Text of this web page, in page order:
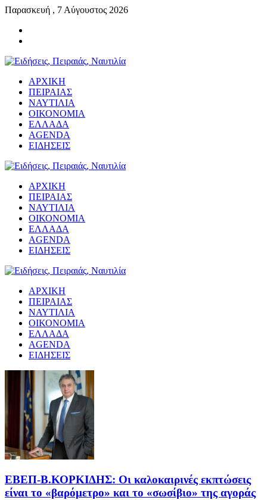
Παρασκευή , 7 Αύγουστος 2026
ΑΡΧΙΚΗ
ΠΕΙΡΑΙΑΣ
ΝΑΥΤΙΛΙΑ
ΟΙΚΟΝΟΜΙΑ
ΕΛΛΑΔΑ
AGENDA
ΕΙΔΗΣΕΙΣ
ΑΡΧΙΚΗ
ΠΕΙΡΑΙΑΣ
ΝΑΥΤΙΛΙΑ
ΟΙΚΟΝΟΜΙΑ
ΕΛΛΑΔΑ
AGENDA
ΕΙΔΗΣΕΙΣ
ΑΡΧΙΚΗ
ΠΕΙΡΑΙΑΣ
ΝΑΥΤΙΛΙΑ
ΟΙΚΟΝΟΜΙΑ
ΕΛΛΑΔΑ
AGENDA
ΕΙΔΗΣΕΙΣ
EΒΕΠ-Β.ΚΟΡΚΙΔΗΣ: Οι καλοκαιρινές εκπτώσεις
είναι το «βαρόμετρο» και το «σωσίβιο» της αγοράς